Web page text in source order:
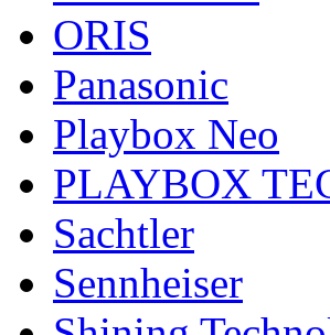
ORIS
Panasonic
Playbox Neo
PLAYBOX
Sachtler
Sennheiser